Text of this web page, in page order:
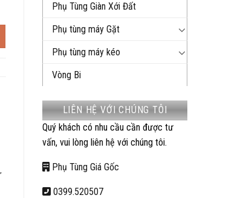
Phụ Tùng Giàn Xới Đất
Phụ tùng máy Gặt
Phụ tùng máy kéo
Vòng Bi
LIÊN HỆ VỚI CHÚNG TÔI
Quý khách có nhu cầu cần được tư
vấn, vui lòng liên hệ với chúng tôi.
Phụ Tùng Giá Gốc
0399.520507